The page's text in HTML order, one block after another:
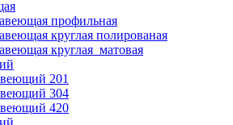
профильная
круглая полированая
круглая матовая
201
304
420